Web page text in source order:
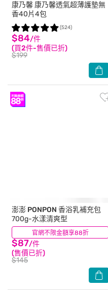
康乃馨 康乃馨透氣超薄護墊無
香40片4包
$84/件
(買2件-售價已折)
$199
(524)
官網不限金額享88折
澎澎 PONPON 香浴乳補充包
700g-水漾清爽型
$87/件
(售價已折)
$145
(190)